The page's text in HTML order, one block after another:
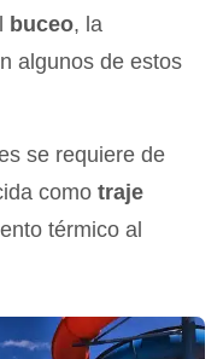
buceo, la
algunos de estos
se requiere de
como traje
térmico al